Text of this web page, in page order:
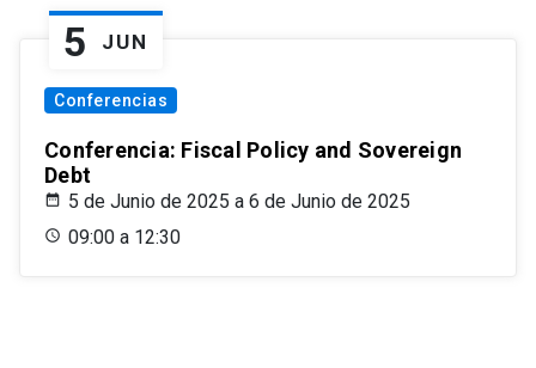
5 JUN
Conferencias
Conferencia: Fiscal Policy and Sovereign
Debt
5 de Junio de 2025 a 6 de Junio de 2025
09:00 a 12:30